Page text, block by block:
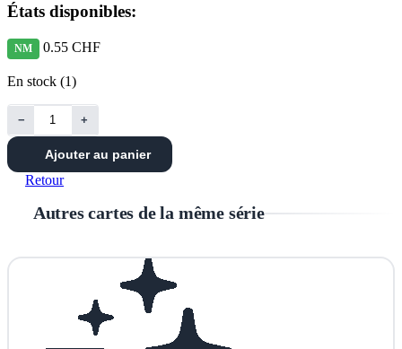
États disponibles:
NM 0.55 CHF
En stock (1)
− +
Ajouter au panier
Retour
Autres cartes de la même série